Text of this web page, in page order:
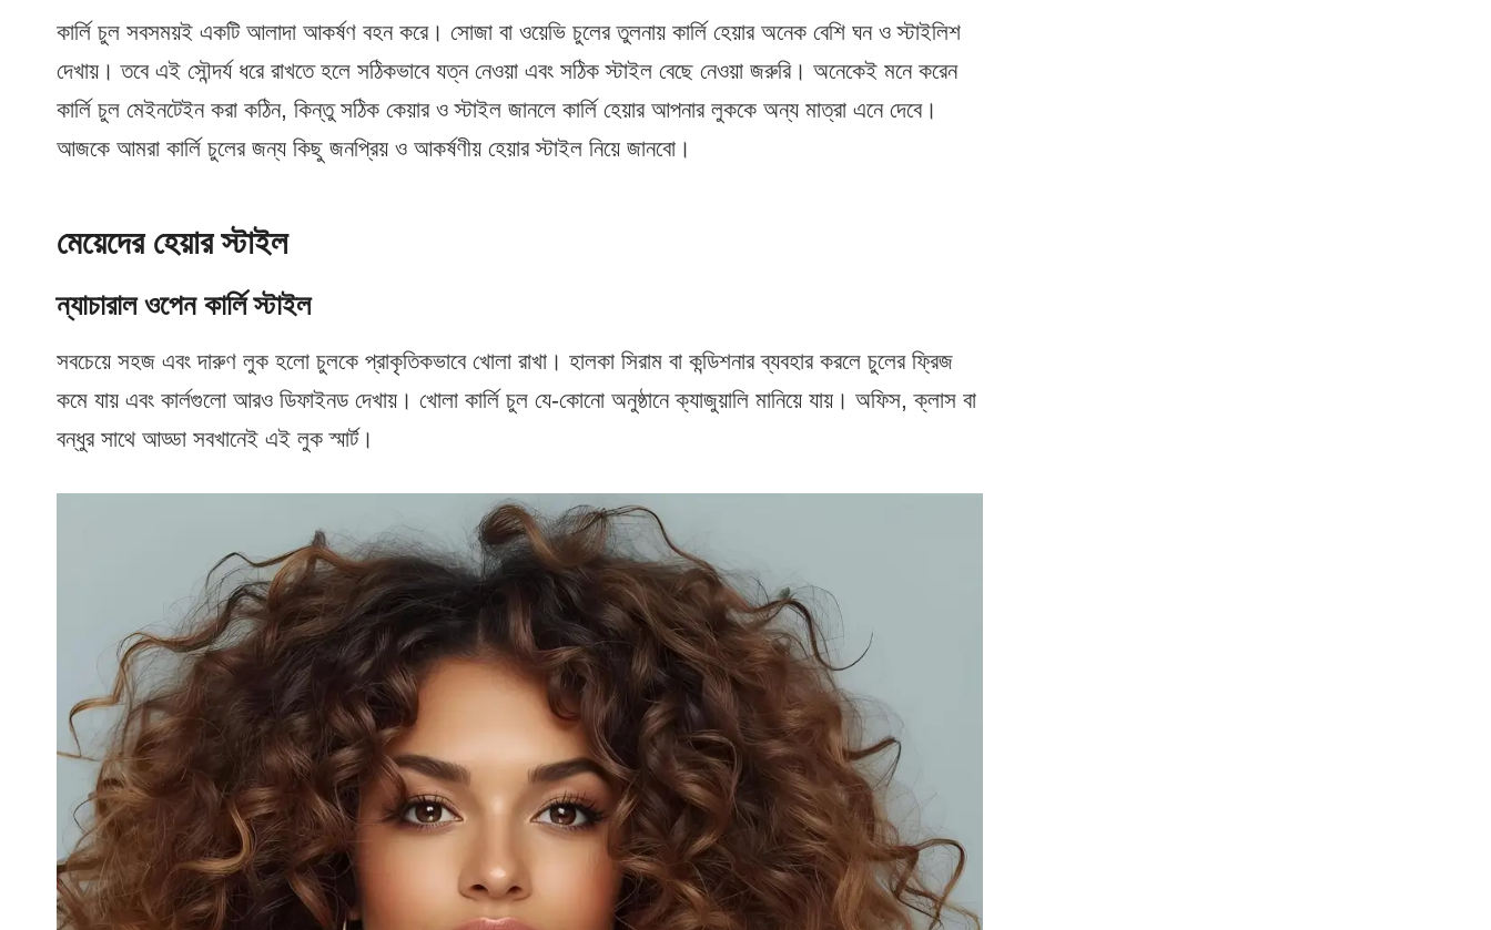
কার্লি চুল সবসময়ই একটি আলাদা আকর্ষণ বহন করে। সোজা বা ওয়েভি চুলের তুলনায় কার্লি হেয়ার অনেক বেশি ঘন ও স্টাইলিশ
দেখায়। তবে এই সৌন্দর্য ধরে রাখতে হলে সঠিকভাবে যত্ন নেওয়া এবং সঠিক স্টাইল বেছে নেওয়া জরুরি। অনেকেই মনে করেন
কার্লি চুল মেইনটেইন করা কঠিন, কিন্তু সঠিক কেয়ার ও স্টাইল জানলে কার্লি হেয়ার আপনার লুককে অন্য মাত্রা এনে দেবে।
আজকে আমরা কার্লি চুলের জন্য কিছু জনপ্রিয় ও আকর্ষণীয় হেয়ার স্টাইল নিয়ে জানবো।
মেয়েদের হেয়ার স্টাইল
ন্যাচারাল ওপেন কার্লি স্টাইল
সবচেয়ে সহজ এবং দারুণ লুক হলো চুলকে প্রাকৃতিকভাবে খোলা রাখা। হালকা সিরাম বা কন্ডিশনার ব্যবহার করলে চুলের ফ্রিজ
কমে যায় এবং কার্লগুলো আরও ডিফাইনড দেখায়। খোলা কার্লি চুল যে-কোনো অনুষ্ঠানে ক্যাজুয়ালি মানিয়ে যায়। অফিস, ক্লাস বা
বন্ধুর সাথে আড্ডা সবখানেই এই লুক স্মার্ট।